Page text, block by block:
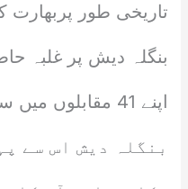
تاریخی طور پربھارت
بنگلہ دیش پر غلبہ
بنگلہ دیش اس سے